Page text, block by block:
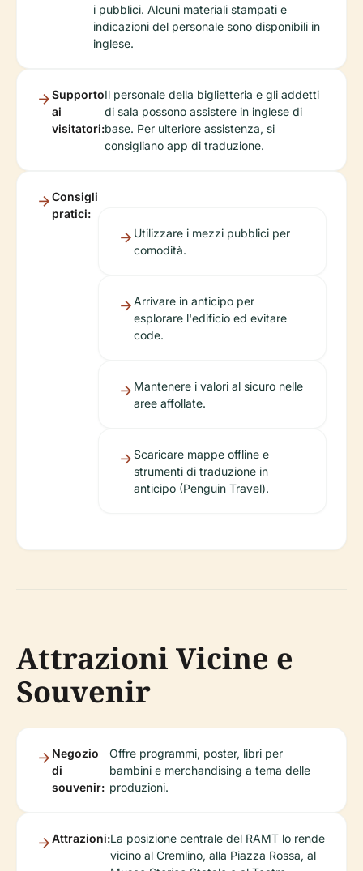
i pubblici. Alcuni materiali stampati e
indicazioni del personale sono disponibili in
inglese.
Supporto
ai
visitatori:
Il personale della biglietteria e gli addetti
di sala possono assistere in inglese di
base. Per ulteriore assistenza, si
consigliano app di traduzione.
Consigli
pratici:
Utilizzare i mezzi pubblici per
comodità.
Arrivare in anticipo per
esplorare l'edificio ed evitare
code.
Mantenere i valori al sicuro nelle
aree affollate.
Scaricare mappe offline e
strumenti di traduzione in
anticipo (Penguin Travel).
Attrazioni Vicine e
Souvenir
Negozio
di
souvenir:
Offre programmi, poster, libri per
bambini e merchandising a tema delle
produzioni.
Attrazioni:La posizione centrale del RAMT lo rende
vicino al Cremlino, alla Piazza Rossa, al